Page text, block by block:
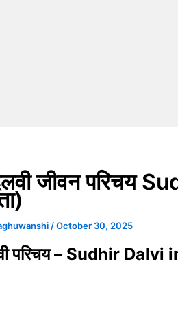
जीवन परिचय
/October 30, 2025
परिचय – Sudhir